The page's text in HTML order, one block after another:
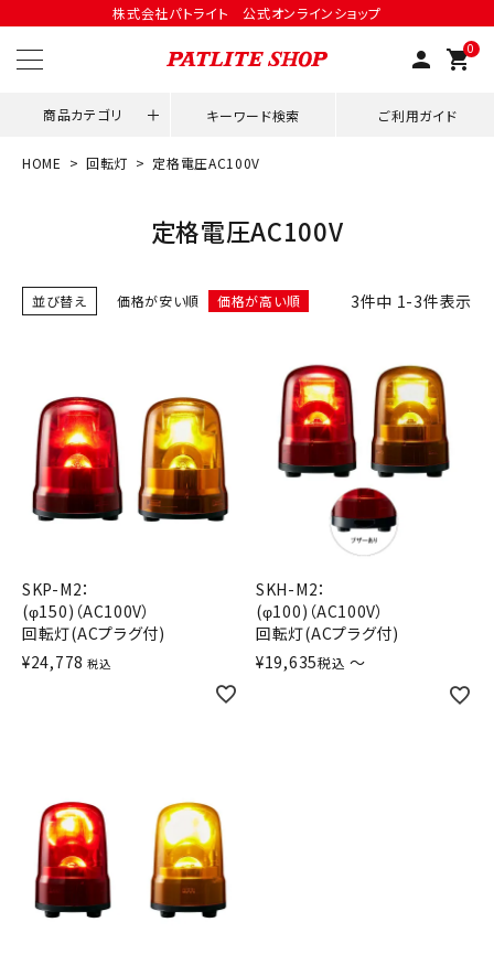
株式会社パトライト 公式オンラインショップ
person 0
shopping_cart
商品カテゴリ キーワード検索 ご利用ガイド
用途別改善アイデア
ネットワーク対応
積層信号灯
流線型
LED照明
センサ機器
HOME 回転灯 定格電圧AC100V
定格電圧AC100V
並び替え 価格が安い順 価格が高い順 3件中 1-3件表示
SKP-M2：
(φ150)（AC100V）
回転灯(ACプラグ付)
¥24,778 税込
SKH-M2：
(φ100)（AC100V）
回転灯(ACプラグ付)
¥19,635税込 〜